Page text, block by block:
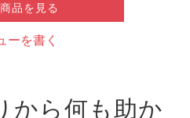
商品を見る
ーを書く
から何も助か